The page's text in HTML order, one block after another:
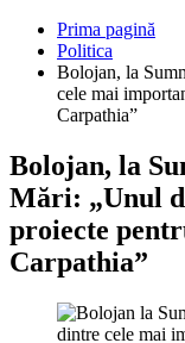
Prima pagină
Politica
Bolojan, la
cele mai
Carpathia”
Bolojan, la
Mări: „Unul
proiecte
Carpathia”